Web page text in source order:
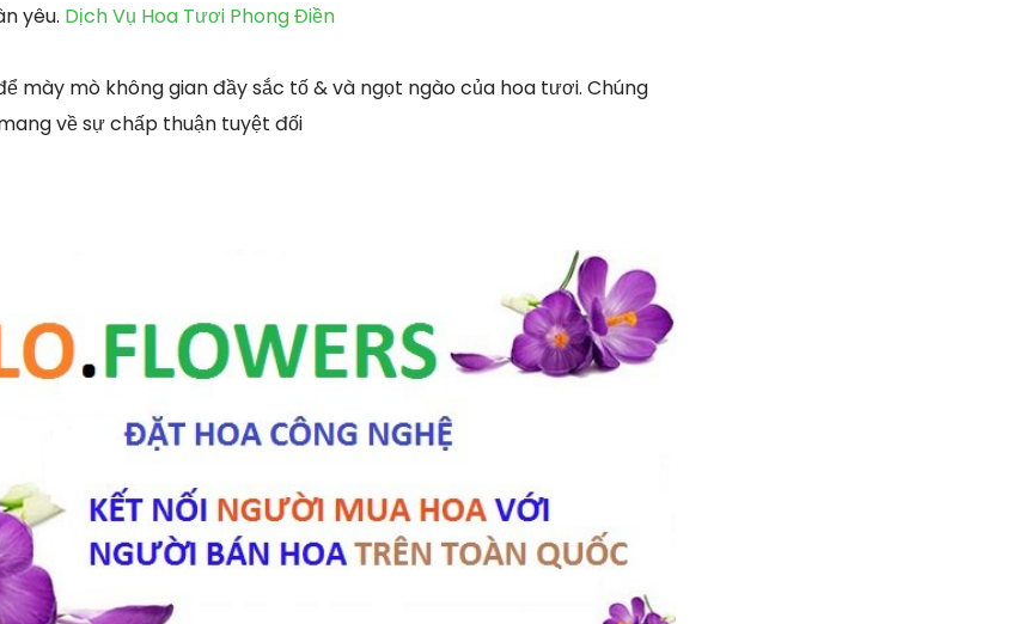
yêu. Dịch Vụ Hoa Tươi Phong Điền
mày mò không gian đầy sắc tố & và ngọt ngào của hoa tươi. Chúng
về sự chấp thuận tuyệt đối